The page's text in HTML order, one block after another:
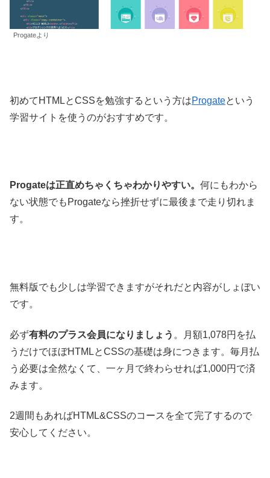
Progateより
初めてHTMLとCSSを勉強するという方はProgateという
学習サイトを使うのがおすすめです。
Progateは正直めちゃくちゃわかりやすい。 何にもわから
ない状態でもProgateなら挫折せずに最後まで走り切れま
す。
無料版でも少しは学習できますがそれだと内容がしょぼい
です。
必ず有料のプラス会員になりましょう 。月額1,078円を払
うだけでほぼHTMLとCSSの基礎は身につきます。毎月払
う必要は全然なくて、一ヶ月で終わらせれば1,000円で済
みます。
2週間もあればHTML&CSSのコースを全て完了するので
安心してください。